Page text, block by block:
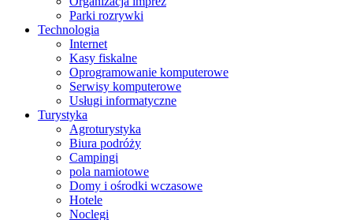
Parki rozrywki
Technologia
Internet
Kasy fiskalne
Oprogramowanie komputerowe
Serwisy komputerowe
Usługi informatyczne
Turystyka
Agroturystyka
Biura podróży
Campingi
pola namiotowe
Domy i ośrodki wczasowe
Hotele
Noclegi